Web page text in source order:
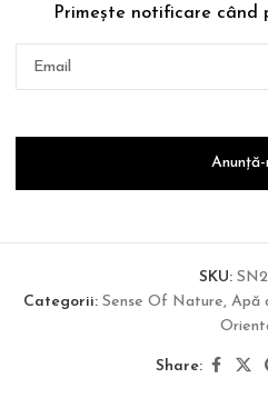
Primește notificare când
SKU:
Categorii: Sense Of Nature, Apă
Share: